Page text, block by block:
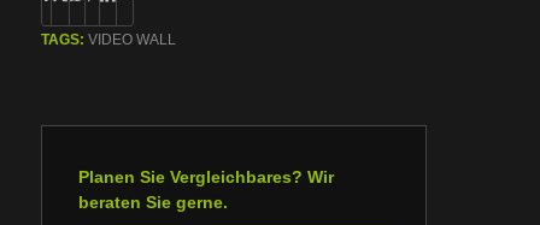
TAGS: VIDEO WALL
Planen Sie Vergleichbares? Wir
beraten Sie gerne.